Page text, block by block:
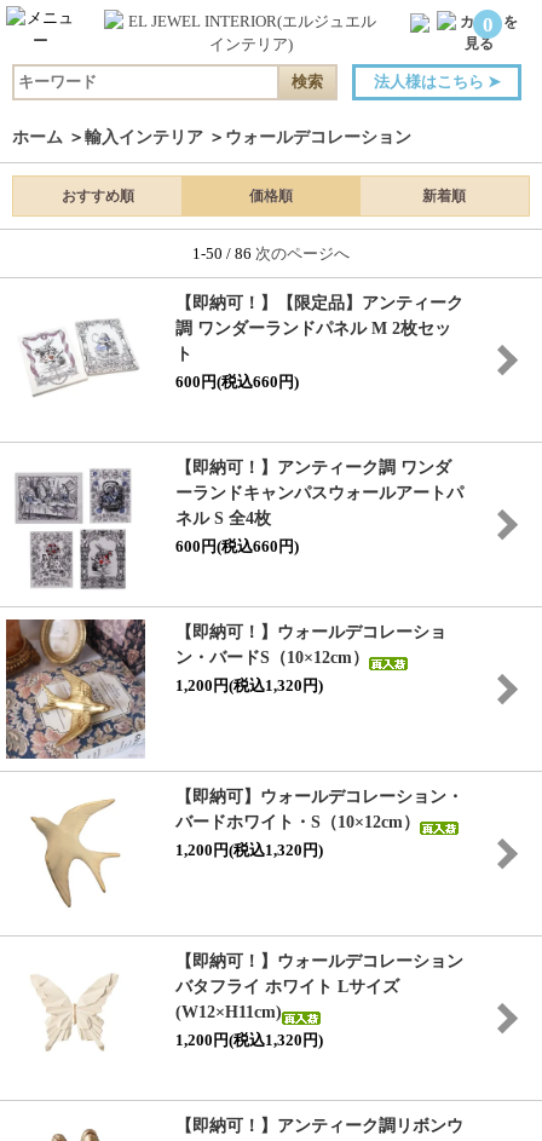
0
法人様はこちら ➤
ホーム ＞ 輸入インテリア ＞ ウォールデコレーション
おすすめ順 価格順 新着順
1-50 / 86 次のページへ
【即納可！】【限定品】アンティーク
調 ワンダーランドパネル M 2枚セッ
ト
600円(税込660円)
【即納可！】アンティーク調 ワンダ
ーランドキャンパスウォールアートパ
ネル S 全4枚
600円(税込660円)
【即納可！】ウォールデコレーショ
ン・バードS（10×12cm）
1,200円(税込1,320円)
【即納可】ウォールデコレーション・
バードホワイト・S（10×12cm）
1,200円(税込1,320円)
【即納可！】ウォールデコレーション
バタフライ ホワイト Lサイズ
(W12×H11cm)
1,200円(税込1,320円)
【即納可！】アンティーク調リボンウ